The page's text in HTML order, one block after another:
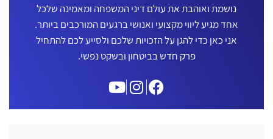
נושמת ואוהבת את עולם דיני המשפחה ומאמינה שלכל
אחד מגיע ליווי מקצועי ואנושי ברגעים המורכבים ביותר.
אני כאן כדי להגן על הזכויות שלכם ולסייע לכם להתחיל
פרק חדש בביטחון ובשקט נפשי.